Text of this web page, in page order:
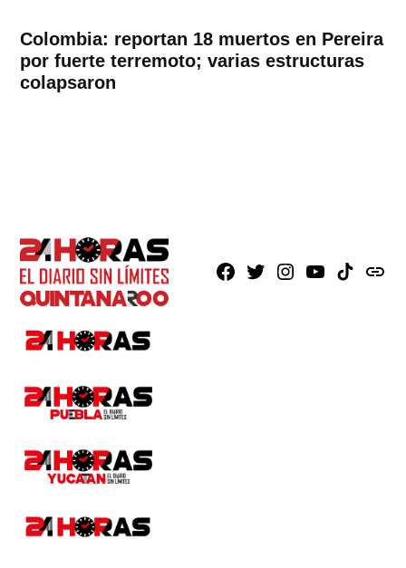
Colombia: reportan 18 muertos en Pereira
por fuerte terremoto; varias estructuras
colapsaron
Facebook
X Instagram
YoutubeTikTokissuu